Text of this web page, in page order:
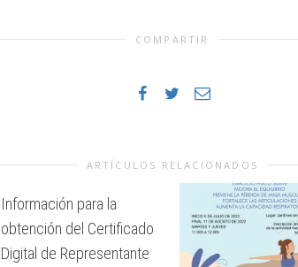
COMPARTIR
ARTÍCULOS RELACIONADOS
Información para la
obtención del Certificado
Digital de Representante